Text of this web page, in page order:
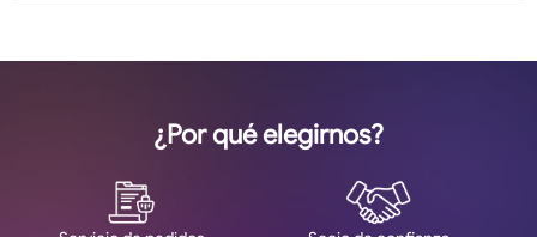
¿Por qué elegirnos?